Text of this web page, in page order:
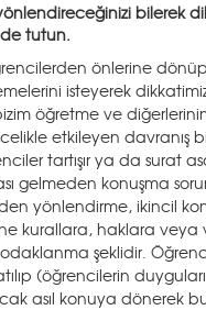
bilerek
tutun.
önlerine
isteyerek
öğretme ve
etkileyen davranış
tartışır ya da surat
gelmeden konuşma
yönlendirme, ikincil
kurallara, haklara veya
şeklidir.
(öğrencilerin
asıl konuya dönerek